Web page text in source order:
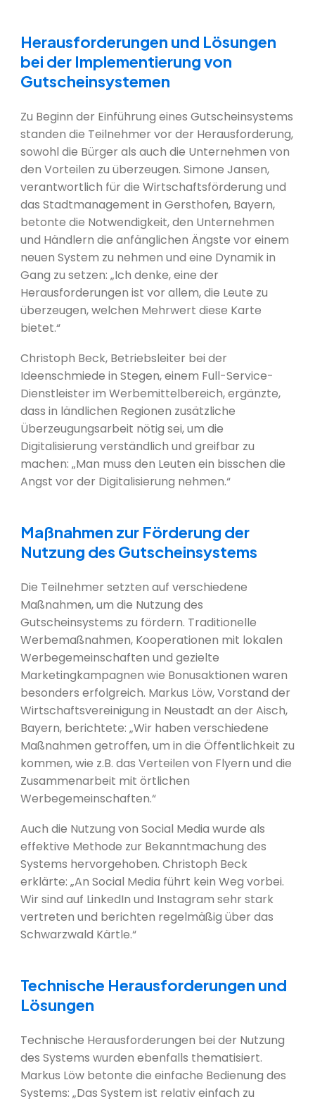
Herausforderungen und Lösungen
bei der Implementierung von
Gutscheinsystemen
Zu Beginn der Einführung eines Gutscheinsystems
standen die Teilnehmer vor der Herausforderung,
sowohl die Bürger als auch die Unternehmen von
den Vorteilen zu überzeugen. Simone Jansen,
verantwortlich für die Wirtschaftsförderung und
das Stadtmanagement in Gersthofen, Bayern,
betonte die Notwendigkeit, den Unternehmen
und Händlern die anfänglichen Ängste vor einem
neuen System zu nehmen und eine Dynamik in
Gang zu setzen: „Ich denke, eine der
Herausforderungen ist vor allem, die Leute zu
überzeugen, welchen Mehrwert diese Karte
bietet.“
Christoph Beck, Betriebsleiter bei der
Ideenschmiede in Stegen, einem Full-Service-
Dienstleister im Werbemittelbereich, ergänzte,
dass in ländlichen Regionen zusätzliche
Überzeugungsarbeit nötig sei, um die
Digitalisierung verständlich und greifbar zu
machen: „Man muss den Leuten ein bisschen die
Angst vor der Digitalisierung nehmen.“
Maßnahmen zur Förderung der
Nutzung des Gutscheinsystems
Die Teilnehmer setzten auf verschiedene
Maßnahmen, um die Nutzung des
Gutscheinsystems zu fördern. Traditionelle
Werbemaßnahmen, Kooperationen mit lokalen
Werbegemeinschaften und gezielte
Marketingkampagnen wie Bonusaktionen waren
besonders erfolgreich. Markus Löw, Vorstand der
Wirtschaftsvereinigung in Neustadt an der Aisch,
Bayern, berichtete: „Wir haben verschiedene
Maßnahmen getroffen, um in die Öffentlichkeit zu
kommen, wie z.B. das Verteilen von Flyern und die
Zusammenarbeit mit örtlichen
Werbegemeinschaften.“
Auch die Nutzung von Social Media wurde als
effektive Methode zur Bekanntmachung des
Systems hervorgehoben. Christoph Beck
erklärte: „An Social Media führt kein Weg vorbei.
Wir sind auf LinkedIn und Instagram sehr stark
vertreten und berichten regelmäßig über das
Schwarzwald Kärtle.“
Technische Herausforderungen und
Lösungen
Technische Herausforderungen bei der Nutzung
des Systems wurden ebenfalls thematisiert.
Markus Löw betonte die einfache Bedienung des
Systems: „Das System ist relativ einfach zu